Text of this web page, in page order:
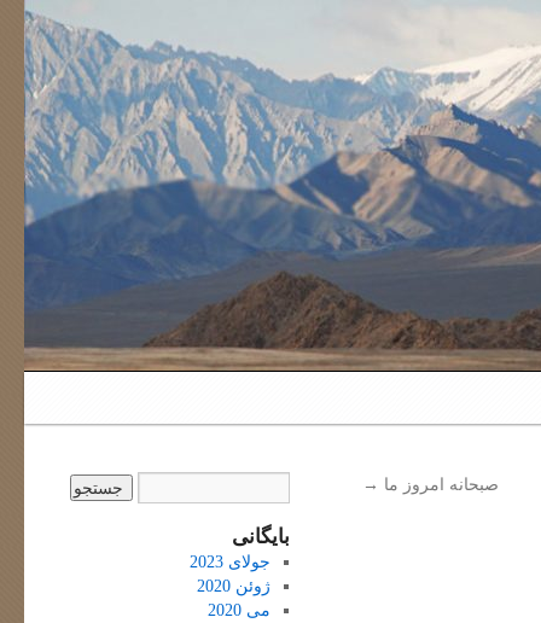
صبحانه امروز ما →
بایگانی
جولای 2023
ژوئن 2020
می 2020